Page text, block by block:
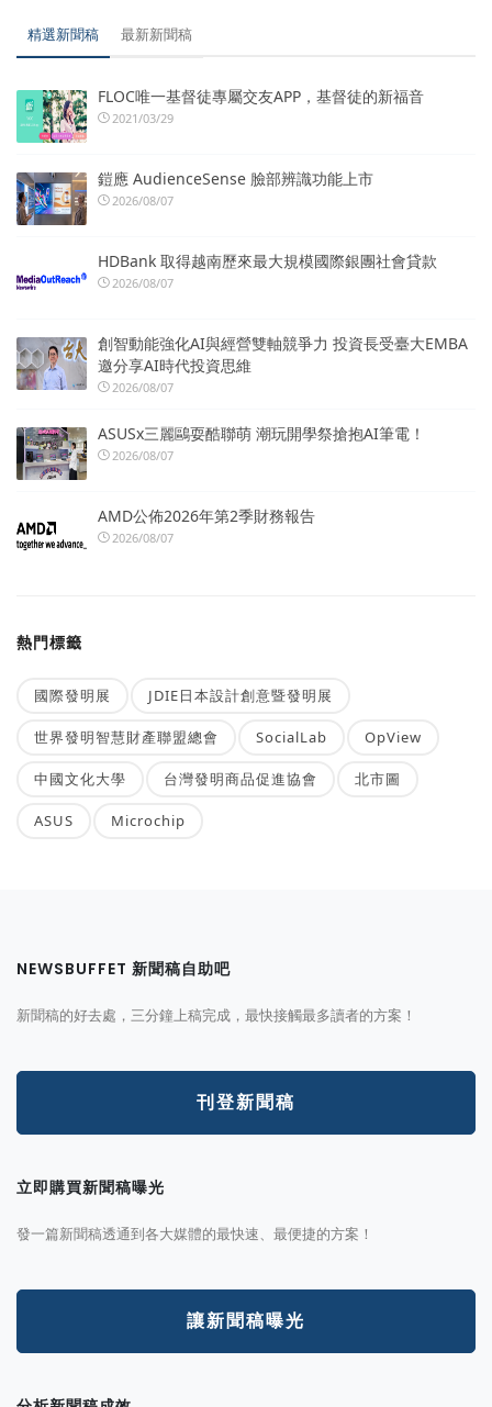
精選新聞稿 最新新聞稿
FLOC唯一基督徒專屬交友APP，基督徒的新福音
2021/03/29
鎧應 AudienceSense 臉部辨識功能上市
2026/08/07
HDBank 取得越南歷來最大規模國際銀團社會貸款
2026/08/07
創智動能強化AI與經營雙軸競爭力 投資長受臺大EMBA
邀分享AI時代投資思維
2026/08/07
ASUSx三麗鷗耍酷聯萌 潮玩開學祭搶抱AI筆電！
2026/08/07
AMD公佈2026年第2季財務報告
2026/08/07
熱門標籤
國際發明展 JDIE日本設計創意暨發明展
世界發明智慧財產聯盟總會 SocialLab OpView
中國文化大學 台灣發明商品促進協會 北市圖
ASUS Microchip
NEWSBUFFET 新聞稿自助吧
新聞稿的好去處，三分鐘上稿完成，最快接觸最多讀者的方案！
刊登新聞稿
立即購買新聞稿曝光
發一篇新聞稿透通到各大媒體的最快速、最便捷的方案！
讓新聞稿曝光